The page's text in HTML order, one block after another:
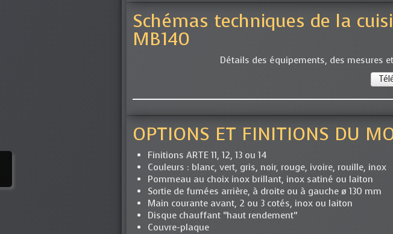
Schémas techniques de la
MB140
Détails des équipements, des mesures
OPTIONS ET FINITIONS DU
Finitions ARTE 11, 12, 13 ou 14
Couleurs : blanc, vert, gris, noir, rouge, ivoire, rouille, inox
Pommeau au choix inox brillant, inox satiné ou laiton
Sortie de fumées arrière, à droite ou à gauche ø 130 mm
Main courante avant, 2 ou 3 cotés, inox ou laiton
Disque chauffant “haut rendement“
Couvre-plaque